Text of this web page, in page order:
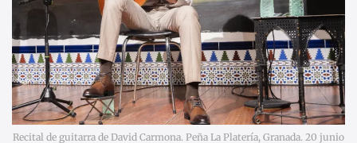
Recital de guitarra de David Carmona. Peña La Platería, Granada. 20 junio